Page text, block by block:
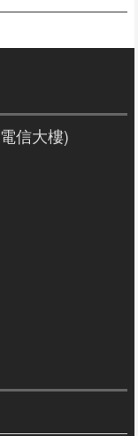
信大樓)